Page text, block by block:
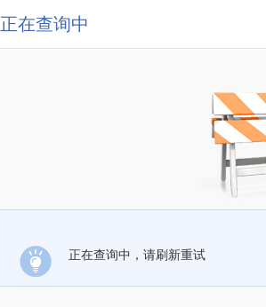
正在查询中
正在查询中，请刷新重试